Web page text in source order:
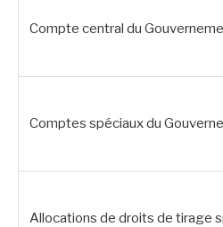
Compte central du
Comptes spéciaux du
Allocations de droits de tirage